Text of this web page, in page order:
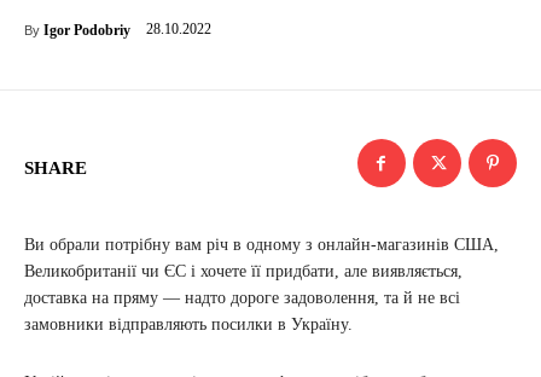
By Igor Podobriy 28.10.2022
SHARE
Ви обрали потрібну вам річ ​​в одному з онлайн-магазинів США,
Великобританії чи ЄС і хочете її придбати, але виявляється,
доставка на пряму — надто дороге задоволення, та й не всі
замовники відправляють посилки в Україну.